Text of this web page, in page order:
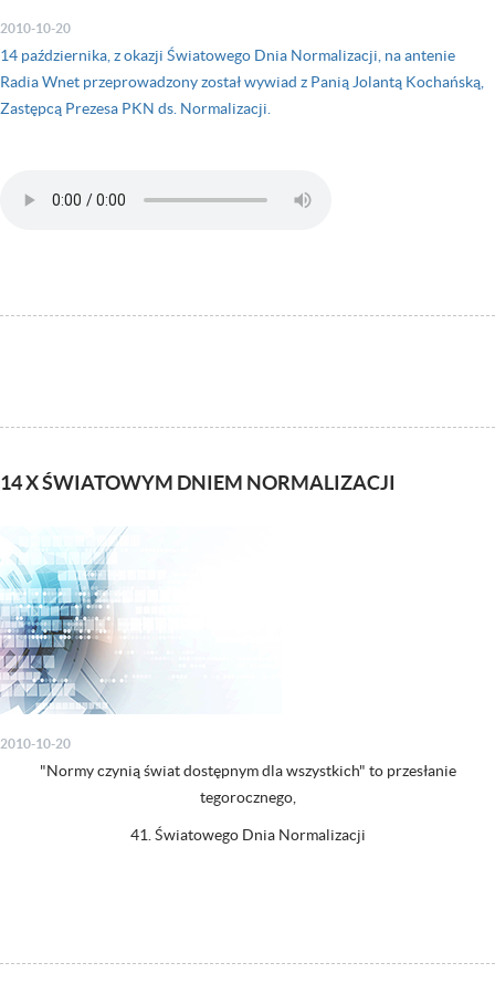
2010-10-20
14 października, z okazji Światowego Dnia Normalizacji, na antenie
Radia Wnet przeprowadzony został wywiad z Panią Jolantą Kochańską,
Zastępcą Prezesa PKN ds. Normalizacji.
14 X ŚWIATOWYM DNIEM NORMALIZACJI
2010-10-20
"Normy czynią świat dostępnym dla wszystkich" to przesłanie
tegorocznego,
41. Światowego Dnia Normalizacji